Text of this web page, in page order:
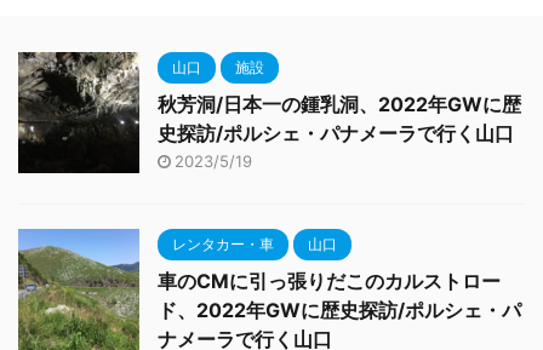
山口 施設
秋芳洞/日本一の鍾乳洞、2022年GWに歴
史探訪/ポルシェ・パナメーラで行く山口
2023/5/19
レンタカー・車 山口
車のCMに引っ張りだこのカルストロー
ド、2022年GWに歴史探訪/ポルシェ・パ
ナメーラで行く山口